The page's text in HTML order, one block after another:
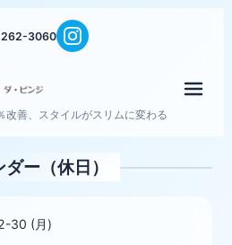
3060
改善、スタイルがスリムに変わる
ー（休日）
30 (月)